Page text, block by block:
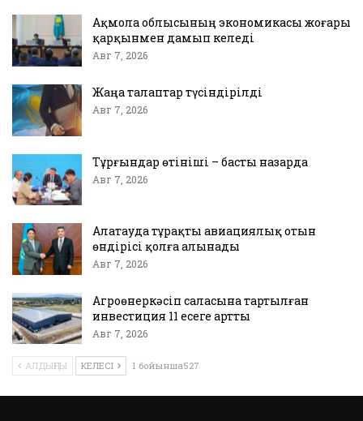
Ақмола облысының экономикасы жоғары
қарқынмен дамып келеді
Авг 7, 2026
Жаңа талаптар түсіндірілді
Авг 7, 2026
Тұрғындар өтініші – басты назарда
Авг 7, 2026
Алатауда тұрақты авиациялық отын
өндірісі қолға алынады
Авг 7, 2026
Агроөнеркәсіп саласына тартылған
инвестиция 11 есеге артты
Авг 7, 2026
АЛДЫҢҒЫ КЕЛЕСІ 1 бойынша527